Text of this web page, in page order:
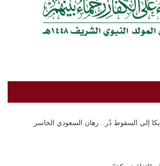
إلى السقوط دُر.. رهان السعودي الخاسر